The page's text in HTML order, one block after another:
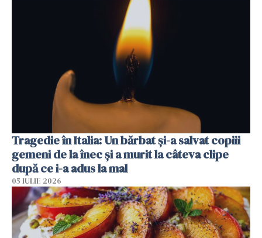
Tragedie în Italia: Un bărbat și-a salvat copiii
gemeni de la înec și a murit la câteva clipe
după ce i-a adus la mal
05 IULIE 2026